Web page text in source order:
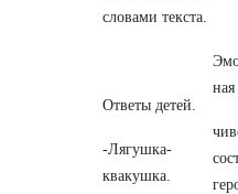
словами текста.
Ответы детей.
-Лягушка-
квакушка.